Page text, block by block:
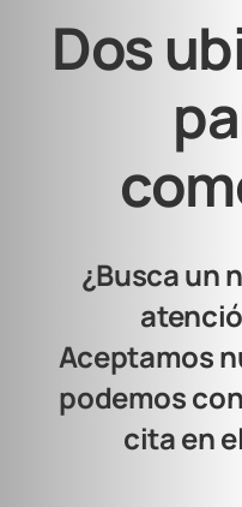
Dos
¿Busca un
Aceptamos
podemos
cita en